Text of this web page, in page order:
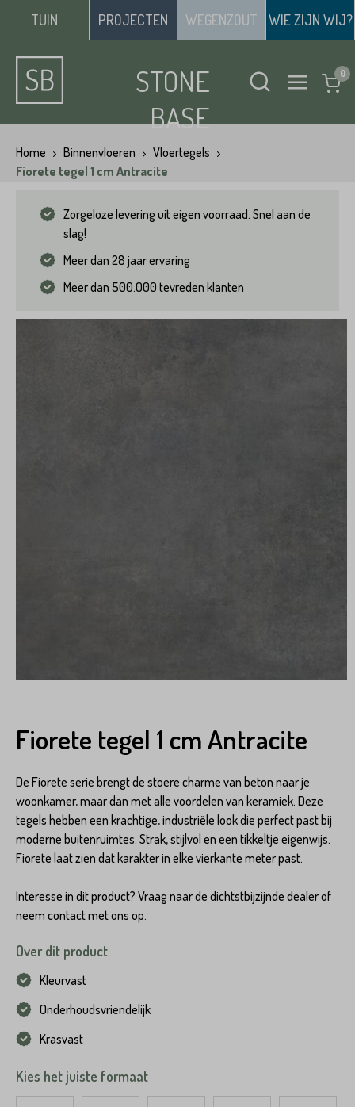
TUIN PROJECTEN WEGENZOUT WIE ZIJN WIJ?
STONE
BASE
Home Binnenvloeren
Vloertegels
Fiorete tegel 1 cm Antracite
Zorgeloze levering uit eigen voorraad. Snel aan de
slag!
Meer dan 28 jaar ervaring
Meer dan 500.000 tevreden klanten
Fiorete tegel 1 cm Antracite
De Fiorete serie brengt de stoere charme van beton naar je
woonkamer, maar dan met alle voordelen van keramiek. Deze
tegels hebben een krachtige, industriële look die perfect past bij
moderne buitenruimtes. Strak, stijlvol en een tikkeltje eigenwijs.
Fiorete laat zien dat karakter in elke vierkante meter past.
Interesse in dit product? Vraag naar de dichtstbijzijnde dealerof
neem contactmet ons op.
Over dit product
Kleurvast
Onderhoudsvriendelijk
Krasvast
Kies het juiste formaat